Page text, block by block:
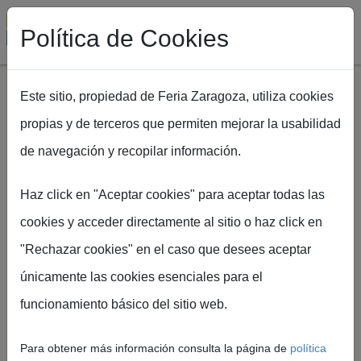
Pasar al contenido principal
Plano de
EXPOFIMER
Política de Cookies
Este sitio, propiedad de Feria Zaragoza, utiliza cookies
propias y de terceros que permiten mejorar la usabilidad
de navegación y recopilar información.
Haz click en "Aceptar cookies" para aceptar todas las
cookies y acceder directamente al sitio o haz click en
"Rechazar cookies" en el caso que desees aceptar
únicamente las cookies esenciales para el
funcionamiento básico del sitio web.
Para obtener más información consulta la página de política